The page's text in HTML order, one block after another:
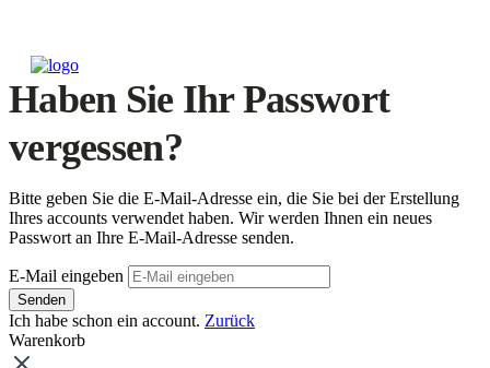
Haben Sie Ihr Passwort
vergessen?
Bitte geben Sie die E-Mail-Adresse ein, die Sie bei der Erstellung
Ihres accounts verwendet haben. Wir werden Ihnen ein neues
Passwort an Ihre E-Mail-Adresse senden.
E-Mail eingeben
Senden
Ich habe schon ein account. Zurück
Warenkorb